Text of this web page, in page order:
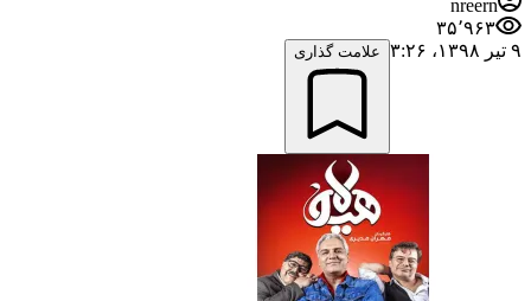
nreern
۳۵٬۹۶۳
۹ تیر ۱۳۹۸،‏ ۳:۲۶
علامت گذاری